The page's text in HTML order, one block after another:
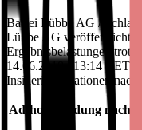
Bastei Lübbe AG /
Lübbe AG veröffentlicht
Ergebnisbelastungen trotz
14.06.2018 / 13:14 CET/
Insiderinformationen
Ad-hoc-Meldung nach